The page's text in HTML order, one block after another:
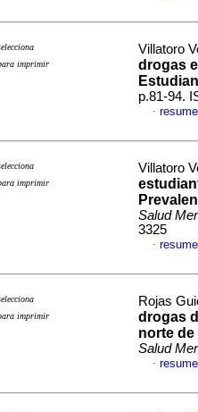
imprimir
Villatoro
drogas
p.81-94.
·
imprimir
Villatoro
Salud
3325
·
imprimir
Rojas
drogas
norte de
Salud
·